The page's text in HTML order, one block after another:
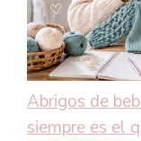
Abrigos de
siempre es el